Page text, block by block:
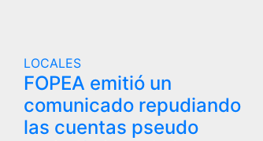
LOCALES
FOPEA emitió un
comunicado repudiando
las cuentas pseudo